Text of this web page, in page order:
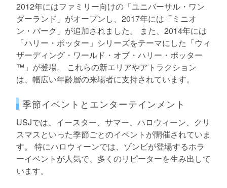
2012年にはファミリー向けの「ユニバーサル・ワン
ダーランド」がオープンし、2017年には「ミニオ
ン・パーク」が追加されました。 また、2014年には
「ハリー・ポッター」シリーズをテーマにした「ウィ
ザーディング・ワールド・オブ・ハリー・ポッター
™」が登場。 これらの新エリアやアトラクション
は、幅広い年齢層の来場者に支持されています。
季節イベントとエンターテインメント
USJでは、イースター、サマー、ハロウィーン、クリ
スマスといった季節ごとのイベントが開催されていま
す。 特にハロウィーンでは、ゾンビが登場するホラ
ーイベントが人気で、多くのリピーターを生み出して
います。